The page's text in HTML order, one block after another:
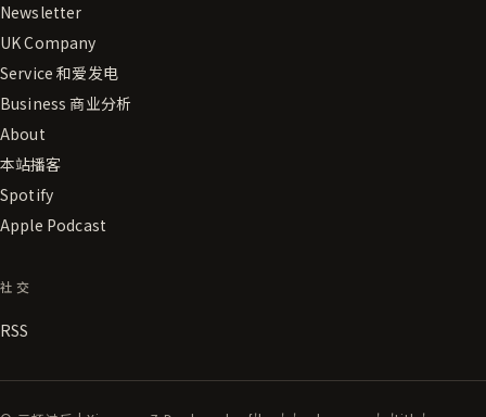
Newsletter
UK Company
Service 和爱发电
Business 商业分析
About
本站播客
Spotify
Apple Podcast
社交
RSS